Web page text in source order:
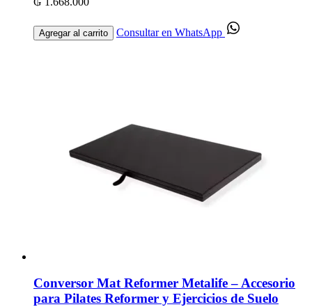
Agregar al carrito Consultar en WhatsApp
Conversor Mat Reformer Metalife – Accesorio
para Pilates Reformer y Ejercicios de Suelo